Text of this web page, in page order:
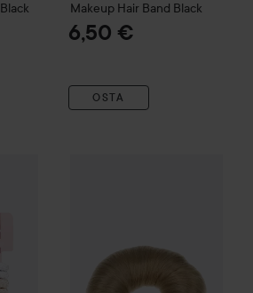
Black Makeup Hair Band Black
6,50 €
OSTA